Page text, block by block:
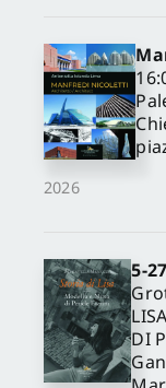
2026
5-
DI